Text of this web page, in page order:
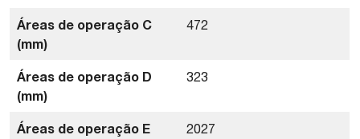
Áreas de operação C
(mm)
472
Áreas de operação D
(mm)
323
Áreas de operação E
2027